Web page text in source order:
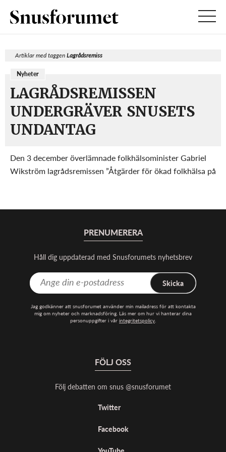
Artiklar med taggenLagrådsremiss
Nyheter
LAGRÅDSREMISSEN
UNDERGRÄVER SNUSETS
UNDANTAG
Den 3 december överlämnade folkhälsominister Gabriel
Wikström lagrådsremissen ”Åtgärder för ökad folkhälsa på
remissen och konstaterade i sin artikel att det svenska
PRENUMERERA
Håll dig uppdaterad med Snusforumets nyhetsbrev
Skicka
Jag godkänner att snusforumet använder min mailadress för att kontakta
mig om nyheter och marknadsföring. Läs mer om hur vi hanterar dina
personuppgifter i vår integritetspolicy.
FÖLJ OSS
Följ debatten om snus @snusforumet
Twitter
Facebook